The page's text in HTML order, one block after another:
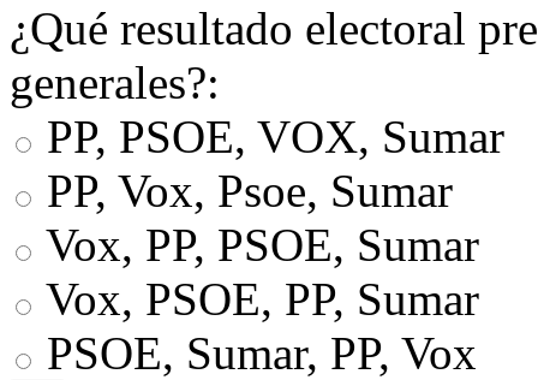
¿Qué resultado electoral
generales?:
PP, PSOE, VOX, Sumar
PP, Vox, Psoe, Sumar
Vox, PP, PSOE, Sumar
Vox, PSOE, PP, Sumar
PSOE, Sumar, PP, Vox